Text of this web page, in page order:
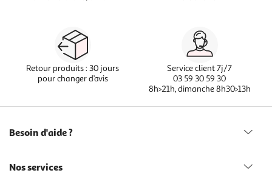
Retour produits : 30 jours
pour changer d’avis
Service client 7j/7
03 59 30 59 30
8h>21h, dimanche 8h30>13h
Besoin d'aide ?
Nos services